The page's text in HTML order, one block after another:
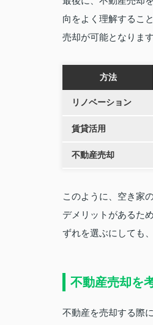
向をよく理解するこ
売却が可能となります
方法
リノベーション
賃貸活用
不動産売却
このように、空き家
デメリットがあるた
ずれを選ぶにしても
不動産売却を
不動産を売却する際